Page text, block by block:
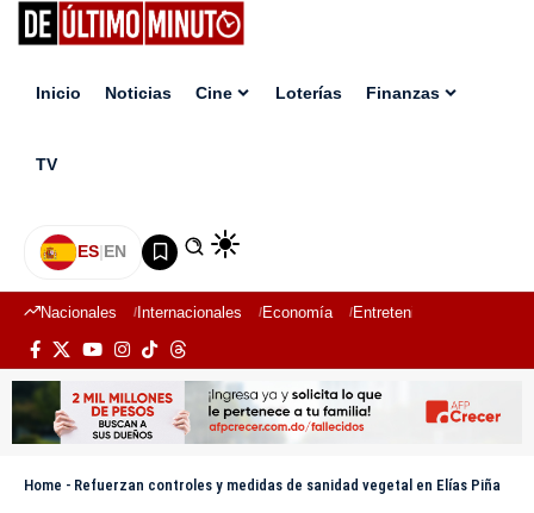
Inicio Noticias Cine Loterías Finanzas
TV
ES|EN
Nacionales Internacionales Economía Entretenimiento
Home - Refuerzan controles y medidas de sanidad vegetal en Elías Piña